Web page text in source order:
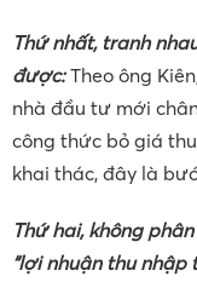
Thứ nhất, tranh
được:Theo ông
nhà đầu tư mới
công thức bỏ giá
khai thác, đây là
Thứ hai, không
“lợinhuận thu nhập t